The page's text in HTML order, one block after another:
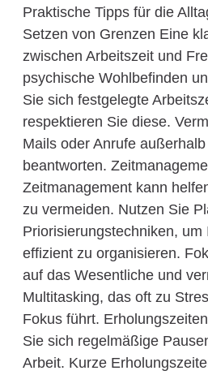
Praktische Tipps für die
Setzen von Grenzen Eine
zwischen Arbeitszeit und
psychische Wohlbefinden
Sie sich festgelegte
respektieren Sie diese.
Mails oder Anrufe
beantworten.
Zeitmanagement kann
zu vermeiden. Nutzen Sie
Priorisierungstechniken, um
effizient zu organisieren.
auf das Wesentliche und
Multitasking, das oft zu
Fokus führt.
Sie sich regelmäßige
Arbeit. Kurze